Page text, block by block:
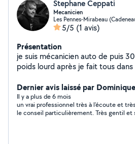
Stephane Ceppati
Mecanicien
Les Pennes-Mirabeau
5/5 (1 avis)
Présentation
je suis mécanicien auto de puis
poids lourd après je fait tous dans la mécanique auto et
Dernier avis laissé par
Il y a plus de 6 mois
un vrai professionnel très à l'écoute et
le conseil particulièrement. Très gentil et